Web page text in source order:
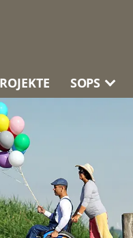
SOPS